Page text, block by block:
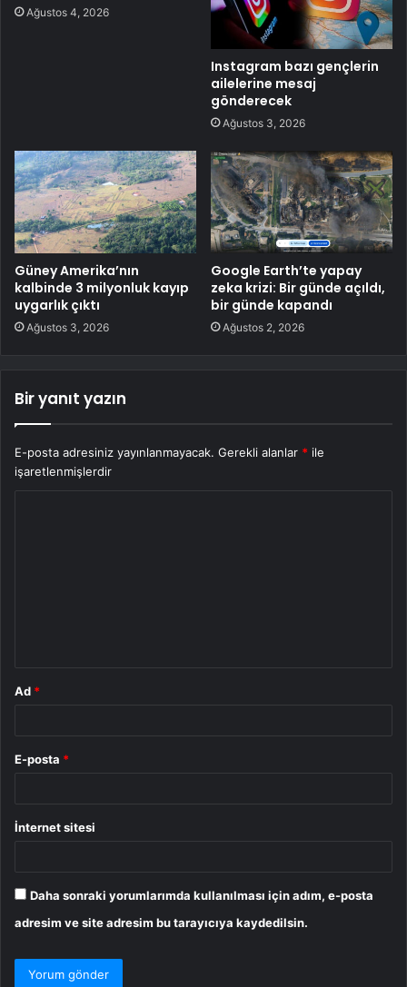
Ağustos 4, 2026
Instagram bazı gençlerin
ailelerine mesaj
gönderecek
Ağustos 3, 2026
Güney Amerika’nın
kalbinde 3 milyonluk kayıp
uygarlık çıktı
Ağustos 3, 2026
Google Earth’te yapay
zeka krizi: Bir günde açıldı,
bir günde kapandı
Ağustos 2, 2026
Bir yanıt yazın
E-posta adresiniz yayınlanmayacak. Gerekli alanlar * ile
işaretlenmişlerdir
Ad *
E-posta *
İnternet sitesi
Daha sonraki yorumlarımda kullanılması için adım, e-posta
adresim ve site adresim bu tarayıcıya kaydedilsin.